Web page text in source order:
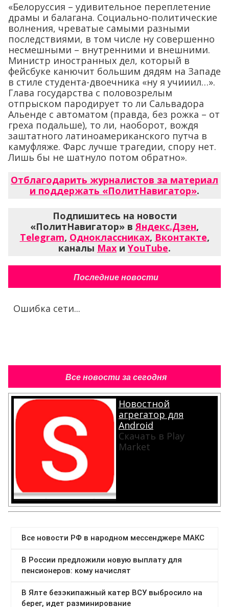
«Белоруссия – удивительное переплетение
драмы и балагана. Социально-политические
волнения, чреватые самыми разными
последствиями, в том числе ну совершенно
несмешными – внутренними и внешними.
Министр иностранных дел, который в
фейсбуке канючит большим дядям на Западе
в стиле студента-двоечника «ну я учииил…».
Глава государства с половозрелым
отпрыском пародирует то ли Сальвадора
Альенде с автоматом (правда, без рожка – от
греха подальше), то ли, наоборот, вождя
заштатного латиноамериканского путча в
камуфляже. Фарс лучше трагедии, спору нет.
Лишь бы не шатнуло потом обратно».
Отблагодарить журналистов за материал
и поддержать «ПолитНавигатор».
Подпишитесь на новости
«ПолитНавигатор» вЯндекс.Дзен,
Telegram, Одноклассниках, Вконтакте,
каналы Max и YouTube.
Последние новости
Ошибка сети...
Все новости за сегодня
Новостной
агрегатор для
Android
Скачать в Play
Market